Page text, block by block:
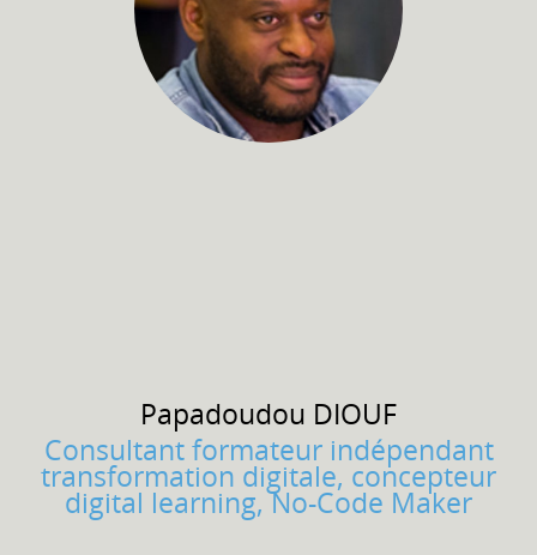
Papadoudou DIOUF
Consultant formateur indépendant
transformation digitale, concepteur
digital learning, No-Code Maker